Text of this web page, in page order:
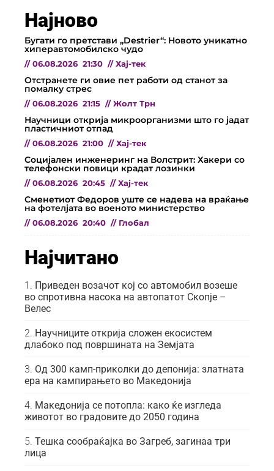
Најново
Бугати го претстави „Destrier“: Новото уникатно
хиперавтомобилско чудо
// 06.08.2026 21:30 // Хај-тек
Отстранете ги овие пет работи од станот за
помалку стрес
// 06.08.2026 21:15 // Жолт Трн
Научници открија микроорганизми што го јадат
пластичниот отпад
// 06.08.2026 21:00 // Хај-тек
Социјален инженеринг на Волстрит: Хакери со
телефонски повици крадат лозинки
// 06.08.2026 20:45 // Хај-тек
Сменетиот Федоров уште се надева на враќање
на фотелјата во военото министерство
// 06.08.2026 20:40 // Глобал
Најчитано
Приведен возачот кој со автомобил возеше
во спротивна насока на автопатот Скопје –
Велес
Научниците открија сложен екосистем
длабоко под површината на Земјата
Од 300 камп-приколки до депонија: златната
ера на кампирањето во Македонија
Македонија се потопла: како ќе изгледа
животот во градовите до 2050 година
Тешка сообраќајка во Загреб, загинаа три
лица